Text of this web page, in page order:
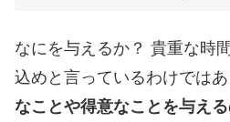
なにを与えるか？ 貴重な時
込めと言っているわけではあ
なことや得意なことを与える